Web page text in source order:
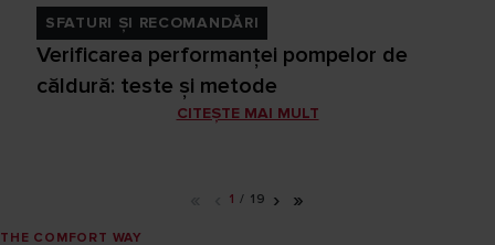
SFATURI ȘI RECOMANDĂRI
Verificarea performanței pompelor de
căldură: teste și metode
CITEȘTE MAI MULT
1 / 19 › »
THE COMFORT WAY